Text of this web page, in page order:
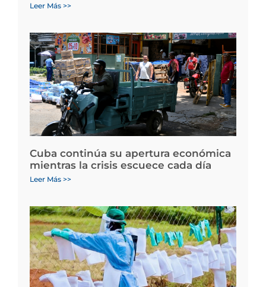
Leer Más >>
Cuba continúa su apertura económica
mientras la crisis escuece cada día
Leer Más >>